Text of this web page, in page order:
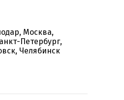
Москва,
Петербург,
Челябинск